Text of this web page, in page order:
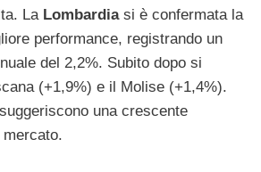
La Lombardiasi è confermata la
performance, registrando un
del 2,2%. Subito dopo si
(+1,9%) e il Molise (+1,4%).
una crescente